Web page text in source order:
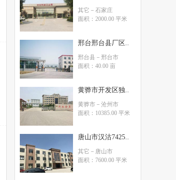
其它 －石家庄
面积：2000.00 平米
邢台邢台县厂区..
邢台县 －邢台市
面积：40.00 亩
黄骅市开发区独..
黄骅市 －沧州市
面积：10385.00 平米
唐山市汉沽7425..
其它 －唐山市
面积：7600.00 平米